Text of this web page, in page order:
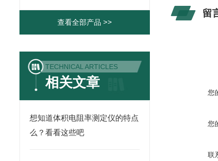
查看全部产品 >>
TECHNICAL ARTICLES
相关文章
想知道体积电阻率测定仪的特点
么？看看这些吧
留
您
您
联